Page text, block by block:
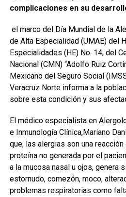
complicaciones en su
el marco del Día Mundial de la
de Alta Especialidad (UMAE) del
Especialidades (HE) No. 14, del
Nacional (CMN) “Adolfo Ruiz
Mexicano del Seguro Social
Veracruz Norte informa a la
sobre esta condición y sus
El médico especialista en
e Inmunología Clínica,Mariano
que, las alergias son una reacción
proteína no generada por el
a la mucosa nasal u ojos, genera
estornudo, comezón, moco,
problemas respiratorias como